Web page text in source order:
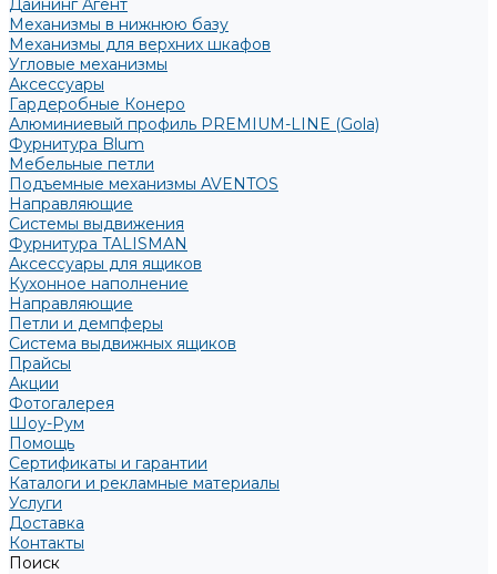
Дайнинг Агент
Механизмы в нижнюю базу
Механизмы для верхних шкафов
Угловые механизмы
Аксессуары
Гардеробные Конеро
Алюминиевый профиль PREMIUM-LINE (Gola)
Фурнитура Blum
Мебельные петли
Подъемные механизмы AVENTOS
Направляющие
Системы выдвижения
Фурнитура TALISMAN
Аксессуары для ящиков
Кухонное наполнение
Направляющие
Петли и демпферы
Система выдвижных ящиков
Прайсы
Акции
Фотогалерея
Шоу-Рум
Помощь
Сертификаты и гарантии
Каталоги и рекламные материалы
Услуги
Доставка
Контакты
Поиск